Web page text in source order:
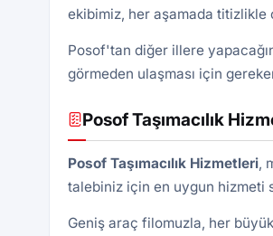
ekibimiz, her aşamada titizlikle
Posof'tan diğer illere
görmeden ulaşması için
Posof Taşımacılık
Posof Taşımacılık Hizmetleri,
talebiniz için en uygun hizmeti
Geniş araç filomuzla, her